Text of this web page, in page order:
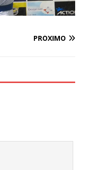
PRÓXIMO